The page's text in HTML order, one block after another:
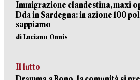
Immigrazione clandestina, maxi
Dda in Sardegna: in azione 100
sappiamo
di Luciano Onnis
Il lutto